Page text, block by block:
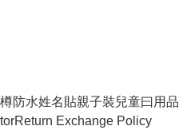
防水姓名貼親子裝兒童曰用品
Return Exchange Policy